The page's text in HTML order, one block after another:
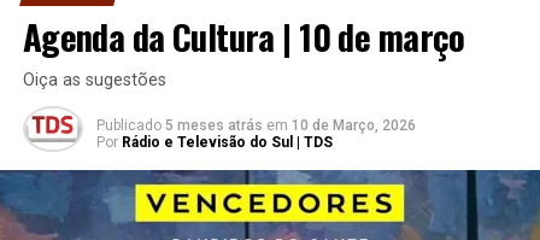
Agenda da Cultura | 10 de março
Oiça as sugestões
Publicado 5 meses atrás em 10 de Março, 2026
Por Rádio e Televisão do Sul | TDS